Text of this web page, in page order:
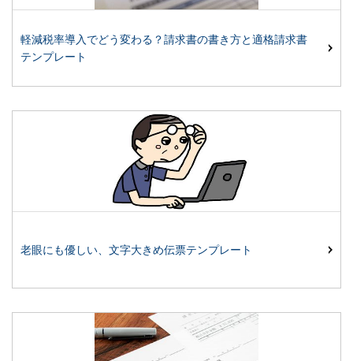
軽減税率導入でどう変わる？請求書の書き方と適格請求書
テンプレート
老眼にも優しい、文字大きめ伝票テンプレート